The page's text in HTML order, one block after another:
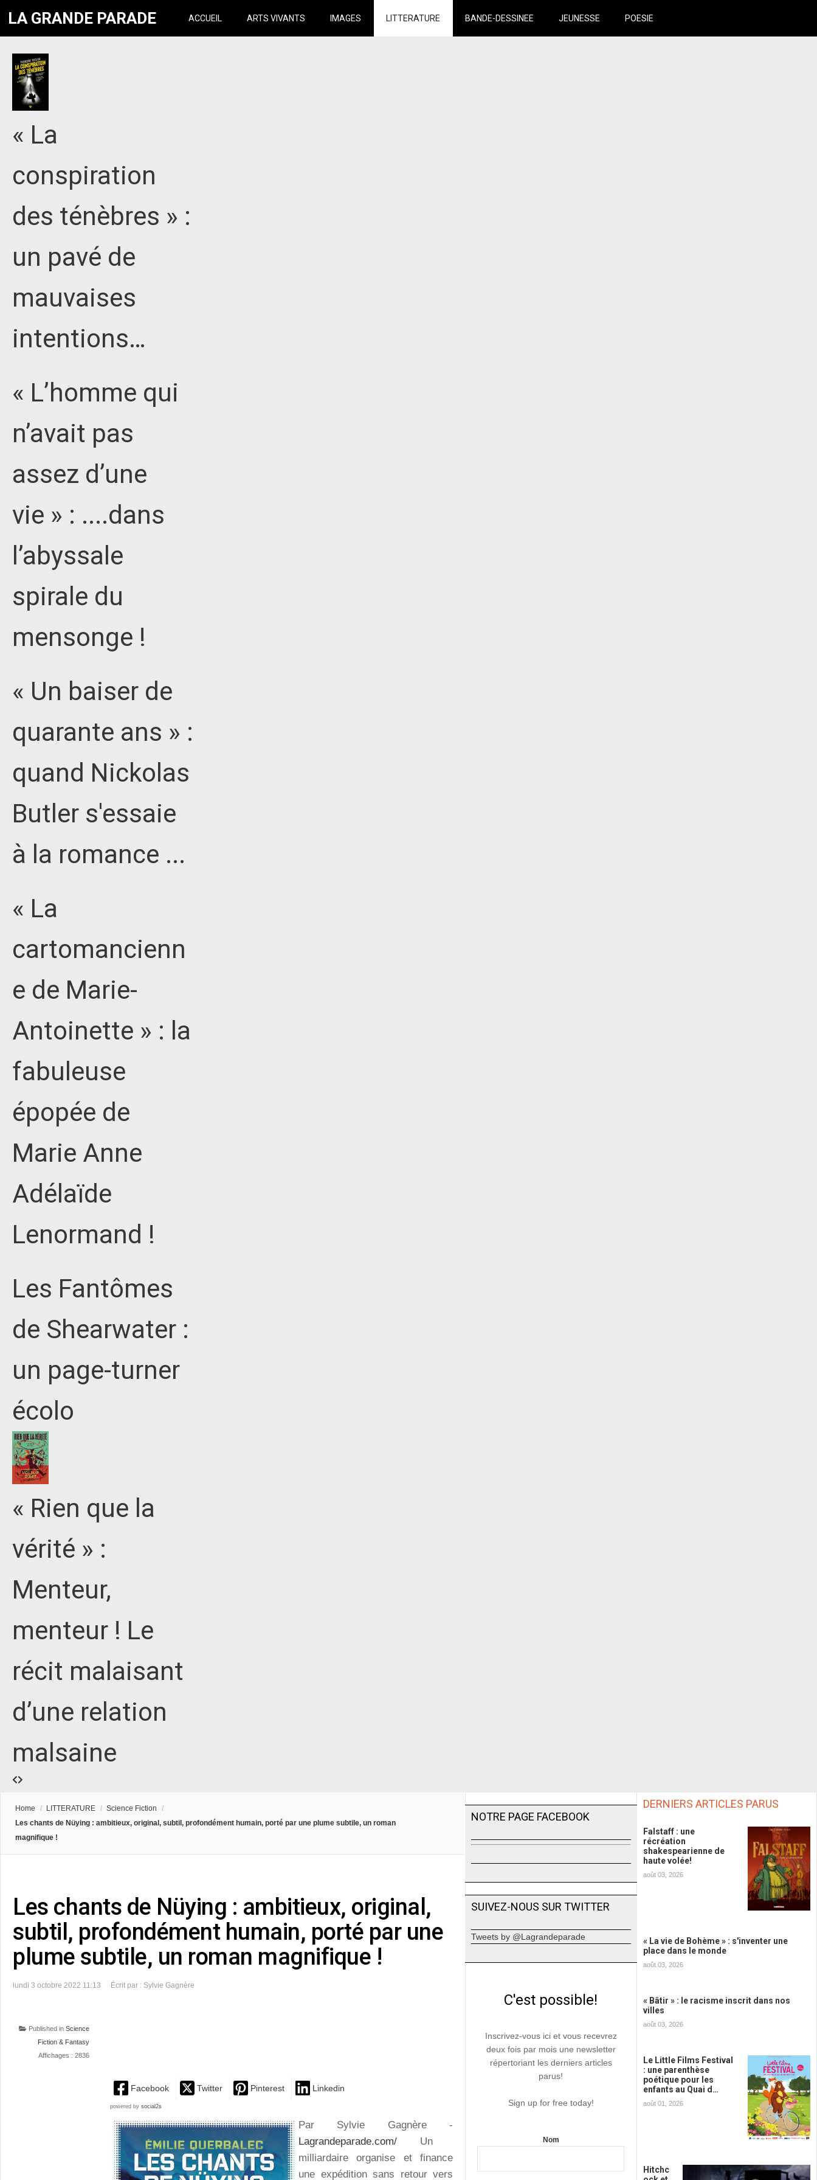
LA GRANDE PARADE ACCUEIL ARTS VIVANTS IMAGES LITTERATURE BANDE-DESSINEE JEUNESSE POESIE
« La
conspiration
des ténèbres » :
un pavé de
mauvaises
intentions…
« L’homme qui
n’avait pas
assez d’une
vie » : ....dans
l’abyssale
spirale du
mensonge !
« Un baiser de
quarante ans » :
quand Nickolas
Butler s'essaie
à la romance ...
« La
cartomancienn
e de Marie-
Antoinette » : la
fabuleuse
épopée de
Marie Anne
Adélaïde
Lenormand !
Les Fantômes
de Shearwater :
un page-turner
écolo
« Rien que la
vérité » :
Menteur,
menteur ! Le
récit malaisant
d’une relation
malsaine
Home / LITTERATURE / Science Fiction
/
Les chants de Nüying : ambitieux, original, subtil, profondément humain, porté par une plume subtile, un roman
magnifique !
Les chants de Nüying : ambitieux, original,
subtil, profondément humain, porté par une
plume subtile, un roman magnifique !
lundi 3 octobre 2022 11:13 Écrit par : Sylvie Gagnère
Published in Science
Fiction & Fantasy
Affichages : 2836
Facebook Twitter Pinterest Linkedin
powered by social2s
Par Sylvie Gagnère -
Lagrandeparade.com/ Un
milliardaire organise et finance
une expédition sans retour vers
NOTRE PAGE FACEBOOK
SUIVEZ-NOUS SUR TWITTER
Tweets by @Lagrandeparade
C'est possible!
Inscrivez-vous ici et vous recevrez
deux fois par mois une newsletter
répertoriant les derniers articles
parus!
Sign up for free today!
Nom
DERNIERS ARTICLES PARUS
Falstaff : une
récréation
shakespearienne de
haute volée!
août 03, 2026
« La vie de Bohème » : s'inventer une
place dans le monde
août 03, 2026
« Bâtir » : le racisme inscrit dans nos
villes
août 03, 2026
Le Little Films Festival
: une parenthèse
poétique pour les
enfants au Quai d…
août 01, 2026
Hitchc